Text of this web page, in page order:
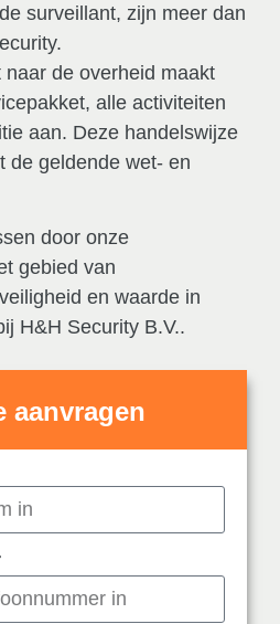
surveillant, zijn meer dan
de overheid maakt
alle activiteiten
aan. Deze handelswijze
de geldende wet- en
door onze
gebied van
en waarde in
H&H Security B.V..
aanvragen